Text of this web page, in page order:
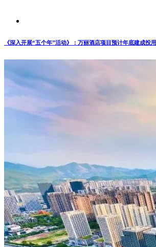
《深入开展“五个年”活动》：万丽酒店项目预计年底建成投用